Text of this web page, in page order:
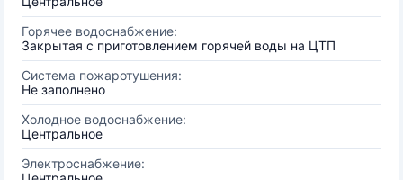
Горячее водоснабжение:
Закрытая с приготовлением горячей воды на ЦТП
Система пожаротушения:
Не заполнено
Холодное водоснабжение:
Центральное
Электроснабжение: